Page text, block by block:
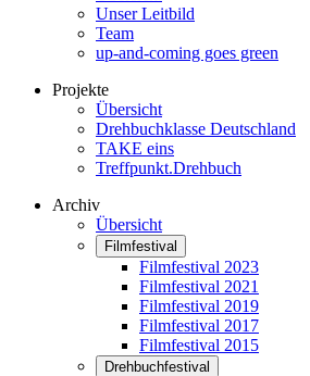
Unser Leitbild
Team
up-and-coming goes green
Projekte
Übersicht
Drehbuchklasse Deutschland
TAKE eins
Treffpunkt.Drehbuch
Archiv
Übersicht
Filmfestival
Filmfestival 2023
Filmfestival 2021
Filmfestival 2019
Filmfestival 2017
Filmfestival 2015
Drehbuchfestival